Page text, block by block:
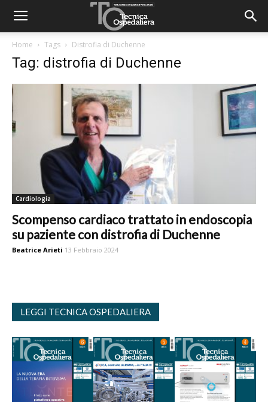
Home Tags Distrofia di Duchenne
Tag: distrofia di Duchenne
Cardiologia
Scompenso cardiaco trattato in endoscopia
su paziente con distrofia di Duchenne
Beatrice Arieti 13 Febbraio 2024
LEGGI TECNICA OSPEDALIERA